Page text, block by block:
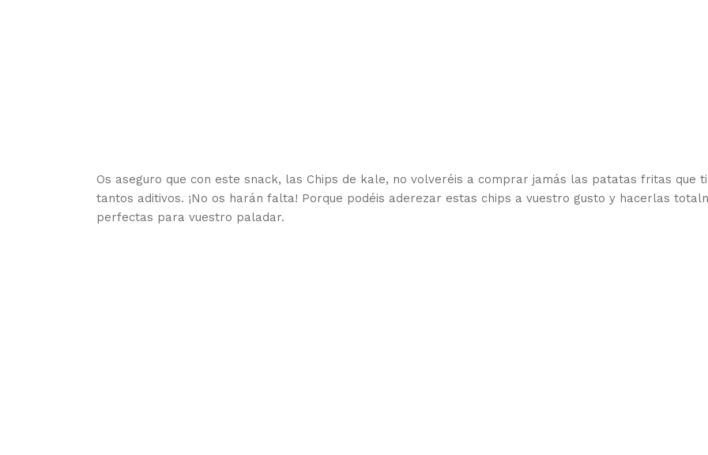
Os aseguro que con este snack, las Chips de kale, no volveréis a comprar jamás las patatas fritas que
tantos aditivos. ¡No os harán falta! Porque podéis aderezar estas chips a vuestro gusto y hacerlas
perfectas para vuestro paladar.